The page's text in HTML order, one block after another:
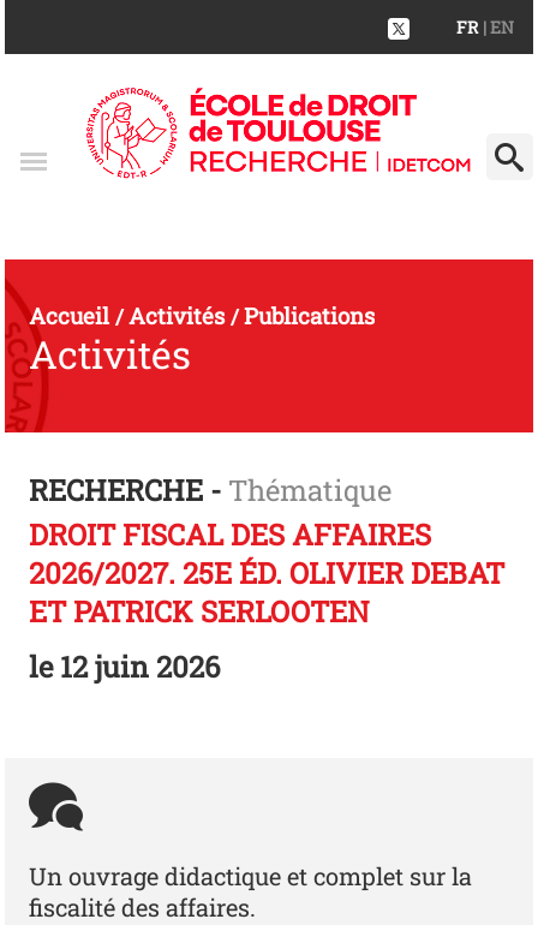
FR | EN
Accueil/Activités/Publications
Activités
RECHERCHE - Thématique
DROIT FISCAL DES AFFAIRES
2026/2027. 25E ÉD. OLIVIER DEBAT
ET PATRICK SERLOOTEN
le12 juin 2026
Un ouvrage didactique et complet sur la
fiscalité des affaires.